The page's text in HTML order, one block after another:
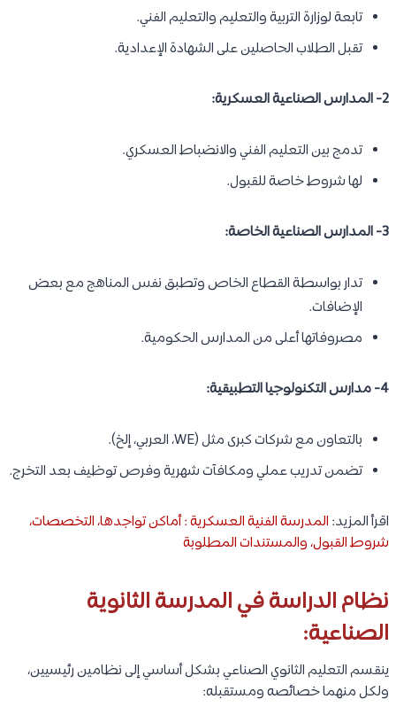
تابعة لوزارة التربية والتعليم والتعليم الفني.
تقبل الطلاب الحاصلين على الشهادة الإعدادية.
2- المدارس الصناعية العسكرية:
تدمج بين التعليم الفني والانضباط العسكري.
لها شروط خاصة للقبول.
3- المدارس الصناعية الخاصة:
تدار بواسطة القطاع الخاص وتطبق نفس المناهج مع بعض
الإضافات.
مصروفاتها أعلى من المدارس الحكومية.
4- مدارس التكنولوجيا التطبيقية:
بالتعاون مع شركات كبرى مثل (WE، العربي، إلخ).
تضمن تدريب عملي ومكافآت شهرية وفرص توظيف بعد التخرج.
اقرأ المزيد: المدرسة الفنية العسكرية : أماكن تواجدها، التخصصات،
شروط القبول، والمستندات المطلوبة
نظام الدراسة في المدرسة الثانوية
الصناعية:
ينقسم التعليم الثانوي الصناعي بشكل أساسي إلى نظامين رئيسيين،
ولكل منهما خصائصه ومستقبله: